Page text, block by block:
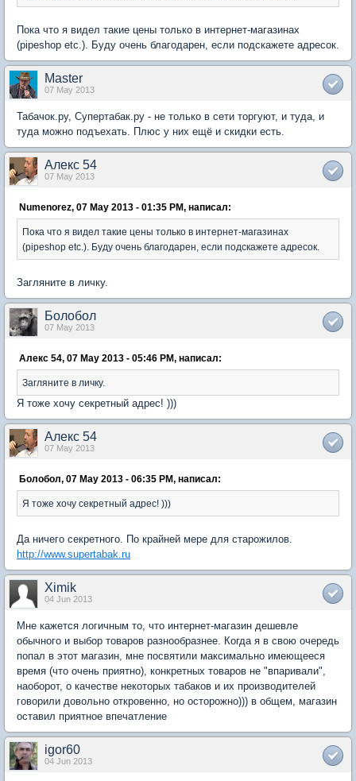
Пока что я видел такие цены только в интернет-магазинах
(pipeshop etc.). Буду очень благодарен, если подскажете адресок.
Master
07 May 2013
Табачок.ру, Супертабак.ру - не только в сети торгуют, и туда, и
туда можно подъехать. Плюс у них ещё и скидки есть.
Алекс 54
07 May 2013
Numenorez, 07 May 2013 - 01:35 PM, написал:
Пока что я видел такие цены только в интернет-магазинах
(pipeshop etc.). Буду очень благодарен, если подскажете адресок.
Загляните в личку.
Болобол
07 May 2013
Алекс 54, 07 May 2013 - 05:46 PM, написал:
Загляните в личку.
Я тоже хочу секретный адрес! )))
Алекс 54
07 May 2013
Болобол, 07 May 2013 - 06:35 PM, написал:
Я тоже хочу секретный адрес! )))
Да ничего секретного. По крайней мере для старожилов.
http://www.supertabak.ru
Ximik
04 Jun 2013
Мне кажется логичным то, что интернет-магазин дешевле
обычного и выбор товаров разнообразнее. Когда я в свою очередь
попал в этот магазин, мне посвятили максимально имеющееся
время (что очень приятно), конкретных товаров не "впаривали",
наоборот, о качестве некоторых табаков и их производителей
говорили довольно откровенно, но осторожно))) в общем, магазин
оставил приятное впечатление
igor60
04 Jun 2013